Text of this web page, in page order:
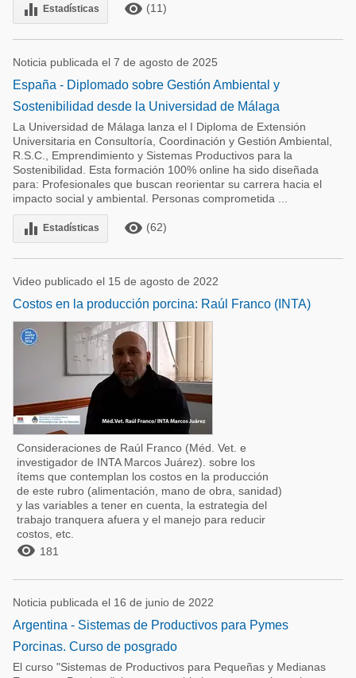
equalizer Estadísticas remove_red_eye (11)
Noticia publicada el 7 de agosto de 2025
España - Diplomado sobre Gestión Ambiental y
Sostenibilidad desde la Universidad de Málaga
La Universidad de Málaga lanza el I Diploma de Extensión
Universitaria en Consultoría, Coordinación y Gestión Ambiental,
R.S.C., Emprendimiento y Sistemas Productivos para la
Sostenibilidad. Esta formación 100% online ha sido diseñada
para: Profesionales que buscan reorientar su carrera hacia el
impacto social y ambiental. Personas comprometida ...
equalizer Estadísticas remove_red_eye (62)
Video publicado el 15 de agosto de 2022
Costos en la producción porcina: Raúl Franco (INTA)
Consideraciones de Raúl Franco (Méd. Vet. e
investigador de INTA Marcos Juárez). sobre los
ítems que contemplan los costos en la producción
de este rubro (alimentación, mano de obra, sanidad)
y las variables a tener en cuenta, la estrategia del
trabajo tranquera afuera y el manejo para reducir
costos, etc.
 181
Noticia publicada el 16 de junio de 2022
Argentina - Sistemas de Productivos para Pymes
Porcinas. Curso de posgrado
El curso "Sistemas de Productivos para Pequeñas y Medianas